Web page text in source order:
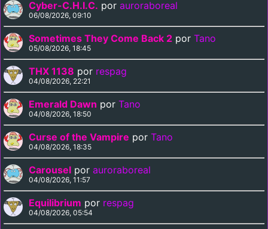
Cyber-C.H.I.C. por auroraboreal
06/08/2026, 09:10
Sometimes They Come Back 2 por Tano
05/08/2026, 18:45
THX 1138 por respag
04/08/2026, 22:21
Emerald Dawn por Tano
04/08/2026, 18:50
Curse of the Vampire por Tano
04/08/2026, 18:35
Carousel por auroraboreal
04/08/2026, 11:57
Equilibrium por respag
04/08/2026, 05:54